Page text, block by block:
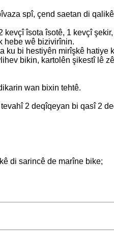
spî, çend saetan di
îsota îsotê, 1 kevçî
hebe wê bizivirînin.
bi hestiyên mirîşkê hatiye
bikin, kartolên şikestî lê
wan bixin tehtê.
2 deqîqeyan bi qasî 2
di sarincê de marîne bike;